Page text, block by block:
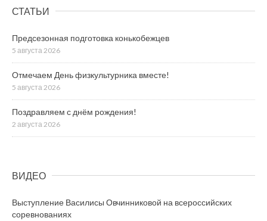
СТАТЬИ
Предсезонная подготовка конькобежцев
5 августа 2026
Отмечаем День физкультурника вместе!
5 августа 2026
Поздравляем с днём рождения!
2 августа 2026
ВИДЕО
Выступление Василисы Овчинниковой на всероссийских
соревнованиях